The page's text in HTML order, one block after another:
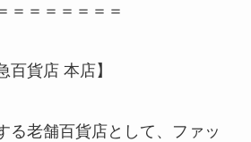
＝＝＝＝＝＝＝
百貨店 本店】
る老舗百貨店として、ファッ